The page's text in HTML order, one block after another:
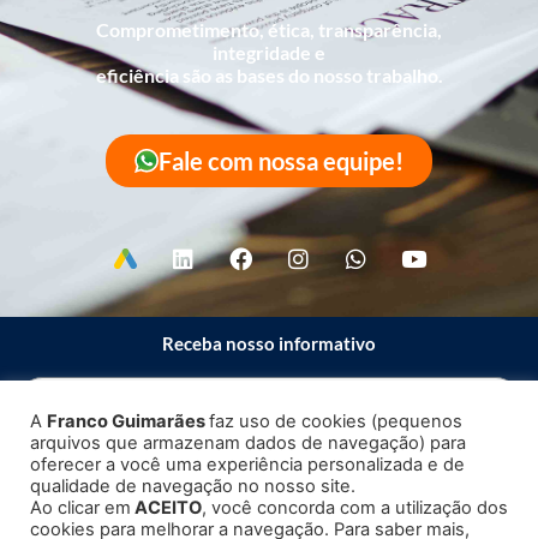
Comprometimento, ética, transparência,
integridade e
eficiência são as bases do nosso trabalho.
Fale com nossa equipe!
Receba nosso informativo
Enviar
A Franco Guimarãesfaz uso de cookies (pequenos
arquivos que armazenam dados de navegação) para
oferecer a você uma experiência personalizada e de
qualidade de navegação no nosso site.
Ao clicar em ACEITO, você concorda com a utilização dos
cookies para melhorar a navegação. Para saber mais,